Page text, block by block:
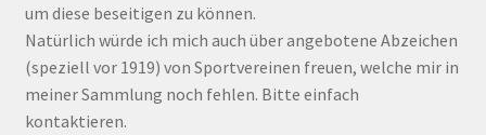
um diese beseitigen zu können.
Natürlich würde ich mich auch über angebotene Abzeichen
(speziell vor 1919) von Sportvereinen freuen, welche mir in
meiner Sammlung noch fehlen. Bitte einfach
kontaktieren.